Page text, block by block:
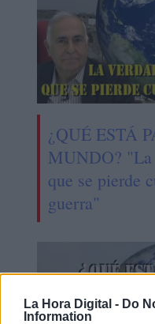
La Hora Digital - Do
Information
¿QUÉ ESTÁ
MUNDO? "La
que se pierde
guerra"